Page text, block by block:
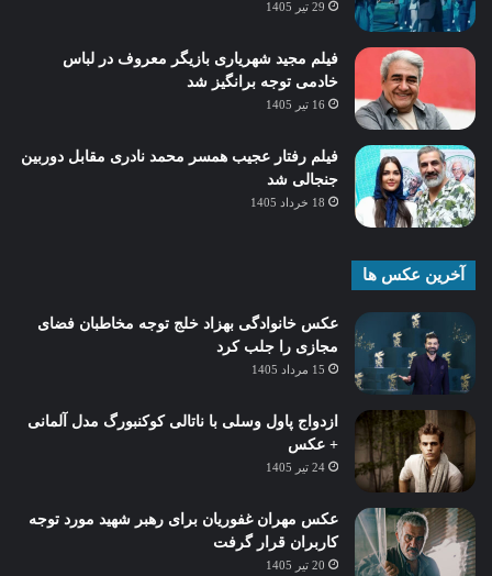
29 تیر 1405
فیلم مجید شهریاری بازیگر معروف در لباس
خادمی توجه برانگیز شد
16 تیر 1405
فیلم رفتار عجیب همسر محمد نادری مقابل دوربین
جنجالی شد
18 خرداد 1405
آخرین عکس ها
عکس خانوادگی بهزاد خلج توجه مخاطبان فضای
مجازی را جلب کرد
15 مرداد 1405
ازدواج پاول وسلی با ناتالی کوکنبورگ مدل آلمانی
+ عکس
24 تیر 1405
عکس مهران غفوریان برای رهبر شهید مورد توجه
کاربران قرار گرفت
20 تیر 1405